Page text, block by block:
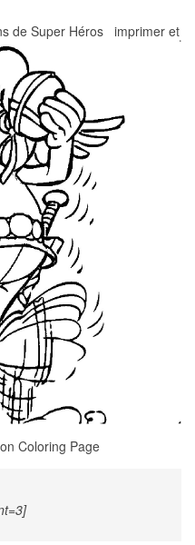
de Super Héros imprimer et
Coloring Page